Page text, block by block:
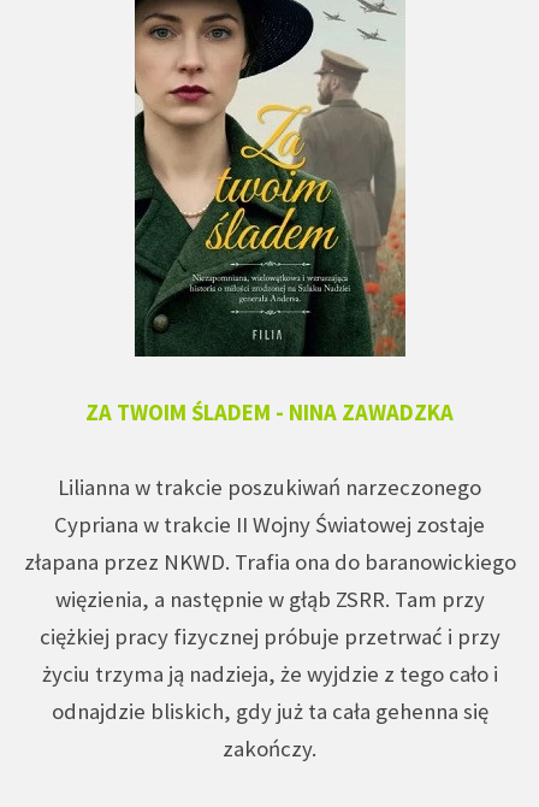
ZA TWOIM ŚLADEM - NINA ZAWADZKA
Lilianna w trakcie poszukiwań narzeczonego
Cypriana w trakcie II Wojny Światowej zostaje
złapana przez NKWD. Trafia ona do baranowickiego
więzienia, a następnie w głąb ZSRR. Tam przy
ciężkiej pracy fizycznej próbuje przetrwać i przy
życiu trzyma ją nadzieja, że wyjdzie z tego cało i
odnajdzie bliskich, gdy już ta cała gehenna się
zakończy.